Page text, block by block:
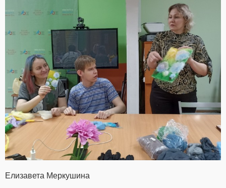
Елизавета Меркушина